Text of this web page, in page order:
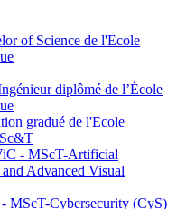
of Science de l'Ecole
diplômé de l’École
gradué de l'Ecole
- MScT-Artificial
Advanced Visual
MScT-Cybersecurity (CyS)